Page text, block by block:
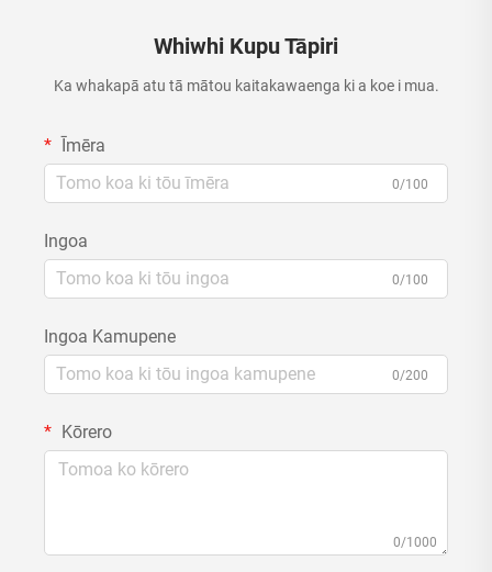
Whiwhi Kupu Tāpiri
Ka whakapā atu tā mātou kaitakawaenga ki a koe i mua.
Īmēra
0/100
Ingoa
0/100
Ingoa Kamupene
0/200
Kōrero
0/1000